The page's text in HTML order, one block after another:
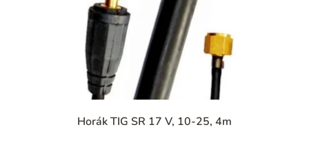
Horák TIG SR 17 V, 10-25, 4m
hodnotenie